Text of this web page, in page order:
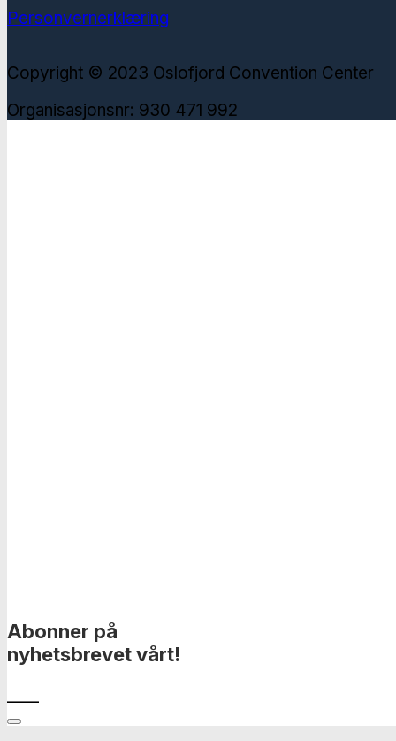
Personvernerklæring
Copyright © 2023 Oslofjord Convention Center
Organisasjonsnr: 930 471 992
Abonner på
nyhetsbrevet vårt!